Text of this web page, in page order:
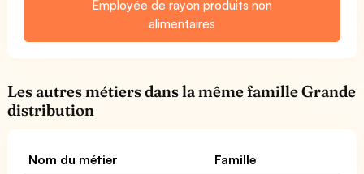
Employée de rayon produits non
alimentaires
Les autres métiers dans la même famille Grande
distribution
Nom du métier
Famille